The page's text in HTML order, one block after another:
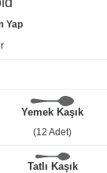
Yap
Yemek Kaşık
(12 Adet)
Tatlı Kaşık